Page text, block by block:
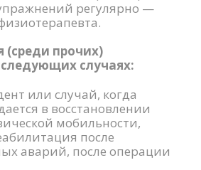
регулярно —
(среди прочих)
случаях:
или случай, когда
в восстановлении
мобильности,
после
аварий, после операции